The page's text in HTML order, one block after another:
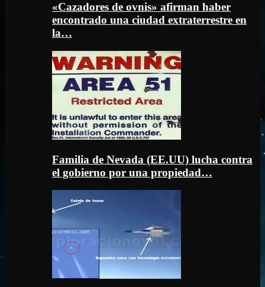
«Cazadores de ovnis» afirman haber
encontrado una ciudad extraterrestre en
la…
Familia de Nevada (EE.UU) lucha contra
el gobierno por una propiedad…